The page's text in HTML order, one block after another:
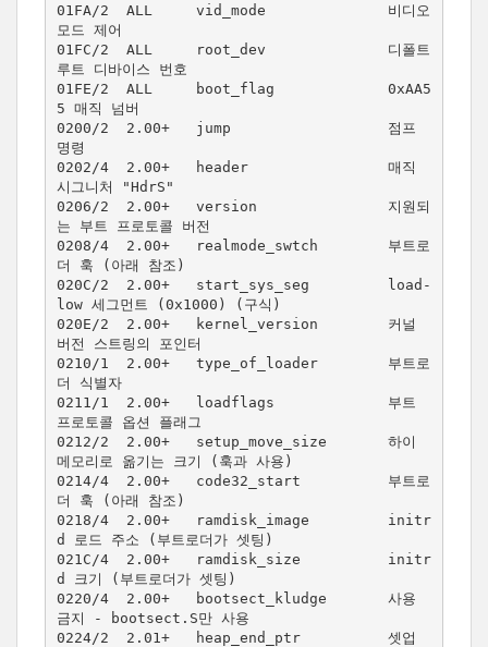
01FA/2  ALL     vid_mode              비디오
모드 제어
01FC/2  ALL     root_dev              디폴트
루트 디바이스 번호
01FE/2  ALL     boot_flag             0xAA5
5 매직 넘버
0200/2  2.00+   jump                  점프
명령
0202/4  2.00+   header                매직
시그니처 "HdrS"
0206/2  2.00+   version               지원되
는 부트 프로토콜 버전
0208/4  2.00+   realmode_swtch        부트로
더 훅 (아래 참조)
020C/2  2.00+   start_sys_seg         load-
low 세그먼트 (0x1000) (구식)
020E/2  2.00+   kernel_version        커널
버전 스트링의 포인터
0210/1  2.00+   type_of_loader        부트로
더 식별자
0211/1  2.00+   loadflags             부트
프로토콜 옵션 플래그
0212/2  2.00+   setup_move_size       하이
메모리로 옮기는 크기 (훅과 사용)
0214/4  2.00+   code32_start          부트로
더 훅 (아래 참조)
0218/4  2.00+   ramdisk_image         initr
d 로드 주소 (부트로더가 셋팅)
021C/4  2.00+   ramdisk_size          initr
d 크기 (부트로더가 셋팅)
0220/4  2.00+   bootsect_kludge       사용
금지 - bootsect.S만 사용
0224/2  2.01+   heap_end_ptr          셋업